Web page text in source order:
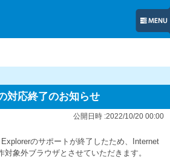
対応終了のお知らせ
公開日時 :2022/10/20 00:00
のサポートが終了したため、Internet
対象外ブラウザとさせていただきます。